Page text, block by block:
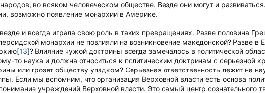
во всяком человеческом обществе. Везде они могут и
возможно появление монархии в Америке.
и всегда играла свою роль в таких превращениях. Разве половина
монархии не повлияли на возникновение македонской? Разве в
[13]? Влияние чужой доктрины всегда замечалось в политической
то наука и должна относиться к политическим доктринам с серьезной
или грозят обществу упадком? Серьезная ответственность лежит на
Если мы вспомним, что организация Верховной власти есть основа
учреждений Верховной власти. Это самый центр сознательного